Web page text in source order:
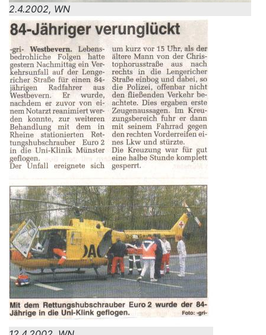
2.4.2002, WN